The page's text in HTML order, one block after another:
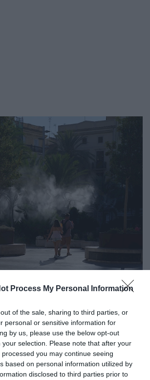
Process My Personal Information
of the sale, sharing to third parties, or
personal or sensitive information for
by us, please use the below opt-out
selection. Please note that after your
you may continue seeing
based on personal information utilized by
disclosed to third parties prior to
utazol? Fontos
érte el Spanyolországot, egyes
44 Celsius-fokig emelkedhet a…